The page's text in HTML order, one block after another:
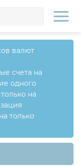
валют
счета на
одного
на
только